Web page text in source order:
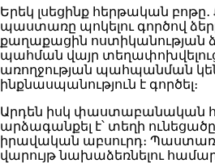
Երեկ լսեցինք հերթական
պաստառը պոկելու գործով
քաղաքացին ոստիկանության
պահման վայր
առողջության պահպանման
ինքնասպանություն է գործել։
Արդեն իսկ փաստաբանական
արձագանքել է՝ տեղի
իրավական աբսուրդ։
վարույթ նախաձեռնելու համար